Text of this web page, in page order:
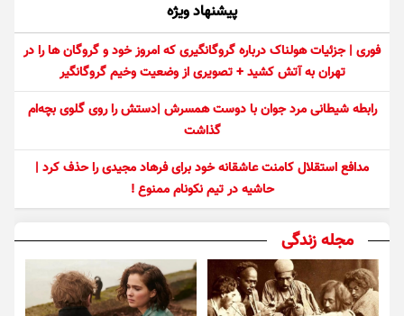
پیشنهاد ویژه
فوری | جزئیات هولناک درباره گروگانگیری که امروز خود و گروگان ها را در
تهران به آتش کشید + تصویری از وضعیت وخیم گروگانگیر
رابطه شیطانی مرد جوان با دوست همسرش |دستش را روی گلوی بچه‌ام
گذاشت
مدافع استقلال کامنت عاشقانه خود برای فرهاد مجیدی را حذف کرد |
حاشیه در تیم نکونام ممنوع !
مجله زندگی